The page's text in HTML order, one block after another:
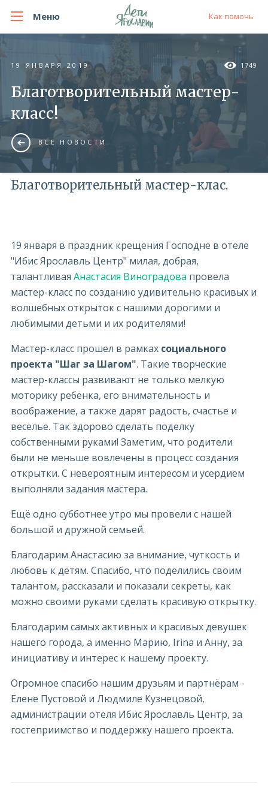
Меню Как помочь
19 ЯНВАРЯ 2019 1749
Благотворительный мастер-
класс!
ВСЕ НОВОСТИ
Благотворительный мастер-клас.
19 января в праздник крещения Господне в отеле
"Ибис Ярославль Центр" милая, добрая,
талантливая Анастасия Виноградова провела
мастер-класс по созданию удивительно красивых и
волшебных открыток с нашими дорогими и
любимыми детьми и их родителями!
Мастер-класс прошел в рамках социального
проекта "Шаг за Шагом". Такие творческие
мастер-классы развивают не только мелкую
моторику ребёнка, его внимательность и
воображение, а также дарят радость, счастье и
веселье. Так здорово сделать поделку
собственными руками! Заметим, что родители
были не меньше вовлечены в процесс создания
открытки. С невероятным интересом и усердием
выполняли задания мастера.
Ещё одно субботнее утро мы провели с нашей
большой и дружной семьей.
Благодарим Анастасию за внимание, чуткость и
любовь к детям. Спасибо, что поделились своим
талантом, рассказали и показали секреты, как
можно своими руками сделать красивую открытку.
Благодарим самых активных и красивых девушек
нашего города, а именно Марию, Irina и Анну, за
инициативу и интерес к нашему проекту.
Огромное спасибо нашим друзьям и партнёрам -
Елене Пустовой и Людмиле Кузнецовой,
администрации отеля Ибис Ярославль Центр, за
гостеприимство и поддержку нашего проекта.